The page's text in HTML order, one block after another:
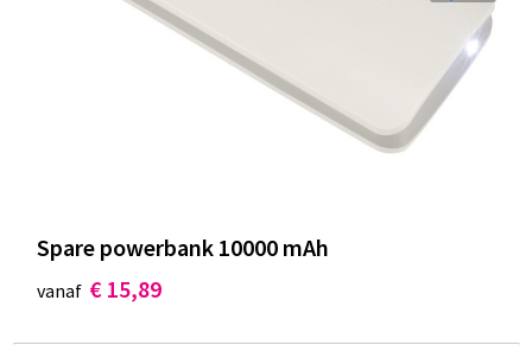
Spare powerbank 10000 mAh
vanaf € 15,89